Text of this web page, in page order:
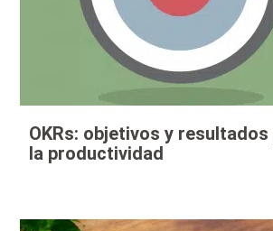
OKRs: objetivos y
la productividad